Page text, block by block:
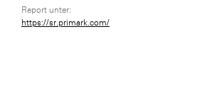
Report unter:
https://sr.primark.com/